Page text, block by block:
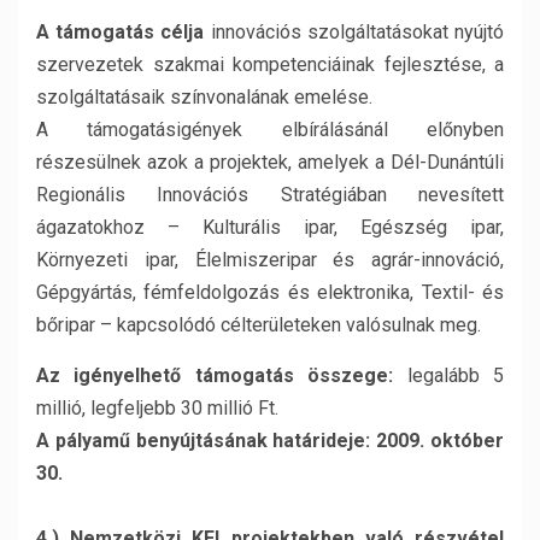
A támogatás célja innovációs szolgáltatásokat nyújtó
szervezetek szakmai kompetenciáinak fejlesztése, a
szolgáltatásaik színvonalának emelése.
A támogatásigények elbírálásánál előnyben
részesülnek azok a projektek, amelyek a Dél-Dunántúli
Regionális Innovációs Stratégiában nevesített
ágazatokhoz – Kulturális ipar, Egészség ipar,
Környezeti ipar, Élelmiszeripar és agrár-innováció,
Gépgyártás, fémfeldolgozás és elektronika, Textil- és
bőripar – kapcsolódó célterületeken valósulnak meg.
Az igényelhető támogatás összege: legalább 5
millió, legfeljebb 30 millió Ft.
A pályamű benyújtásának határideje: 2009. október
30.